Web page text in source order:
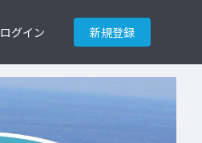
ログイン 新規登録